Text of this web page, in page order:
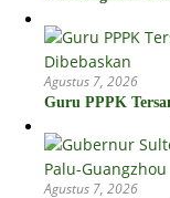
Agustus 7, 2026
Guru PPPK
Agustus 7, 2026